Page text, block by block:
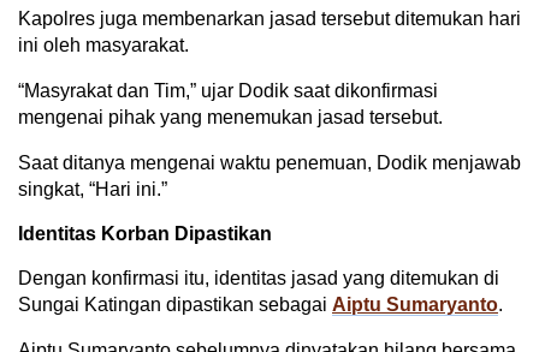
Kapolres juga membenarkan jasad tersebut ditemukan hari
ini oleh masyarakat.
“Masyrakat dan Tim,” ujar Dodik saat dikonfirmasi
mengenai pihak yang menemukan jasad tersebut.
Saat ditanya mengenai waktu penemuan, Dodik menjawab
singkat, “Hari ini.”
Identitas Korban Dipastikan
Dengan konfirmasi itu, identitas jasad yang ditemukan di
Sungai Katingan dipastikan sebagai Aiptu Sumaryanto.